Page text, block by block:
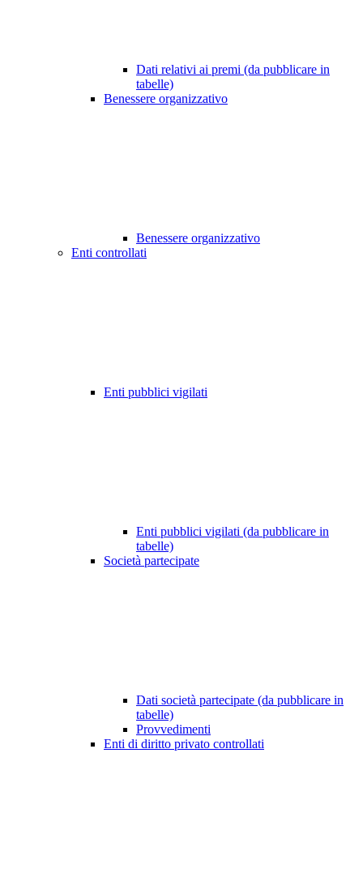
Dati relativi ai premi (da pubblicare in
tabelle)
Benessere organizzativo
Benessere organizzativo
Enti controllati
Enti pubblici vigilati
Enti pubblici vigilati (da pubblicare in
tabelle)
Società partecipate
Dati società partecipate (da pubblicare in
tabelle)
Provvedimenti
Enti di diritto privato controllati